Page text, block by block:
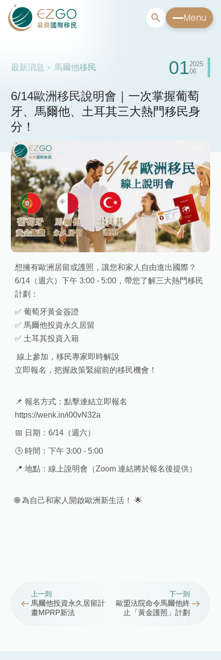
Menu
最新消息 馬爾他移民 012025
06
6/14歐洲移民說明會｜一次掌握葡萄
牙、馬爾他、土耳其三大熱門移民身
分！
想擁有歐洲居留或護照，讓您和家人自由進出國際？
6/14（週六）下午 3:00 - 5:00，帶您了解三大熱門移民
計劃：
✅ 葡萄牙黃金簽證
✅ 馬爾他投資永久居留
✅ 土耳其投資入籍
線上參加，移民專家即時解說
立即報名，把握政策緊縮前的移民機會！
📌 報名方式：點擊連結立即報名
https://wenk.in/i00vN32a
📅 日期：6/14（週六）
🕒 時間：下午 3:00 - 5:00
📍 地點：線上說明會（Zoom 連結將於報名後提供）
🌐 為自己和家人開啟歐洲新生活！ 🌟
上一則
馬爾他投資永久居留計
畫MPRP新法
下一則
歐盟法院命令馬爾他終
止「黃金護照」計劃